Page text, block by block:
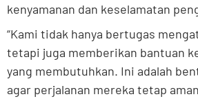
kenyamanan dan keselamatan
“Kami tidak hanya bertugas
tetapi juga memberikan bantuan
yang membutuhkan. Ini adalah
agar perjalanan mereka tetap